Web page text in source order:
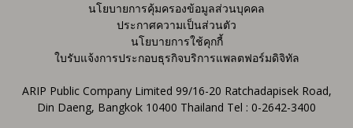
นโยบายการคุ้มครองข้อมูลส่วนบุคคล
ประกาศความเป็นส่วนตัว
นโยบายการใช้คุกกี้
ใบรับแจ้งการประกอบธุรกิจบริการแพลตฟอร์มดิจิทัล
ARIP Public Company Limited 99/16-20 Ratchadapisek Road,
Din Daeng, Bangkok 10400 Thailand Tel : 0-2642-3400